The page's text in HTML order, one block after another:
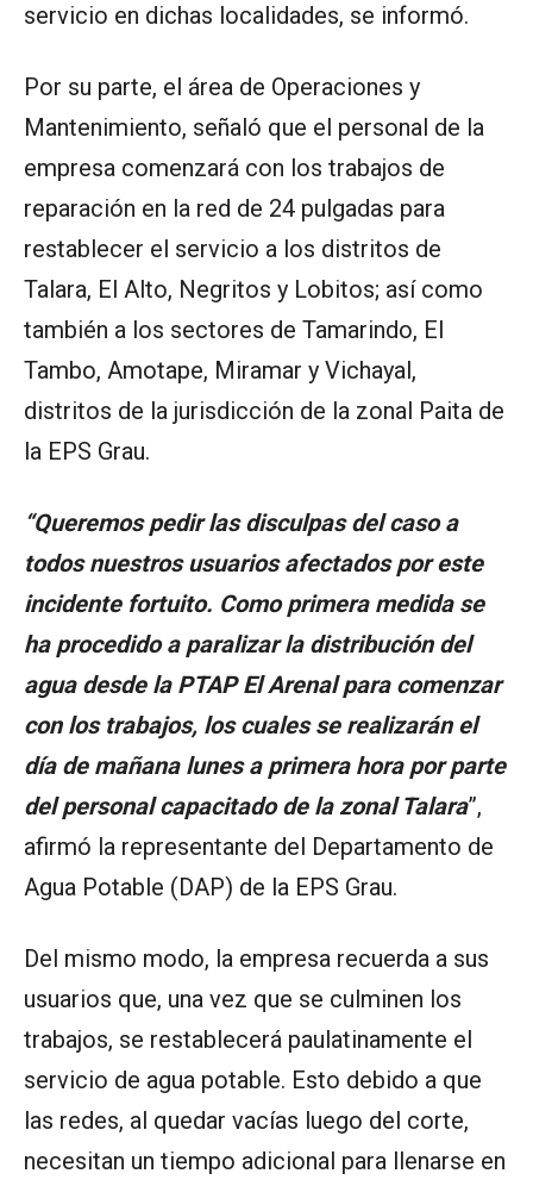
servicio en dichas localidades, se informó.
Por su parte, el área de Operaciones y
Mantenimiento, señaló que el personal de la
empresa comenzará con los trabajos de
reparación en la red de 24 pulgadas para
restablecer el servicio a los distritos de
Talara, El Alto, Negritos y Lobitos; así como
también a los sectores de Tamarindo, El
Tambo, Amotape, Miramar y Vichayal,
distritos de la jurisdicción de la zonal Paita de
la EPS Grau.
“Queremos pedir las disculpas del caso a
todos nuestros usuarios afectados por este
incidente fortuito. Como primera medida se
ha procedido a paralizar la distribución del
agua desde la PTAP El Arenal para comenzar
con los trabajos, los cuales se realizarán el
día de mañana lunes a primera hora por parte
del personal capacitado de la zonal Talara”,
afirmó la representante del Departamento de
Agua Potable (DAP) de la EPS Grau.
Del mismo modo, la empresa recuerda a sus
usuarios que, una vez que se culminen los
trabajos, se restablecerá paulatinamente el
servicio de agua potable. Esto debido a que
las redes, al quedar vacías luego del corte,
necesitan un tiempo adicional para llenarse en